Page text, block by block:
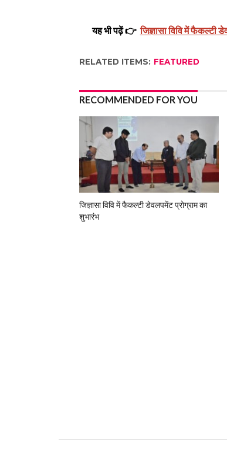
यह भी पढ़ें 👉 जिज्ञासा विवि में फैकल्टी
RELATED ITEMS: FEATURED
RECOMMENDED FOR YOU
जिज्ञासा विवि में फैकल्टी डेवलपमेंट प्रोग्राम का
शुभारंभ